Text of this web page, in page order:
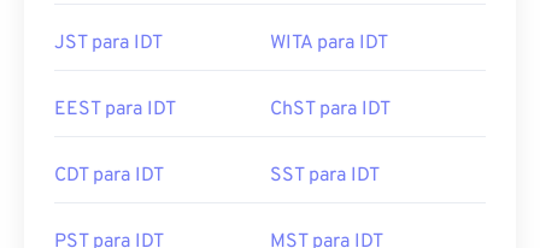
JST para IDT WITA para IDT
EEST para IDT ChST para IDT
CDT para IDT SST para IDT
PST para IDT MST para IDT